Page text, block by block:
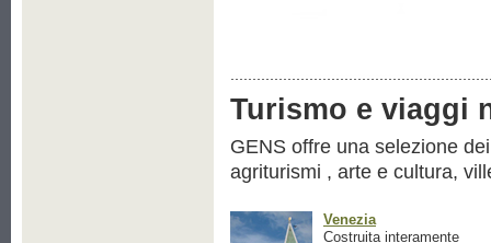
Turismo e viaggi
GENS offre una selezione
agriturismi , arte e cultura,
Venezia
Costruita interamente